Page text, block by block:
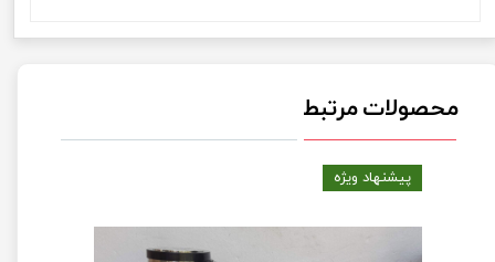
محصولات مرتبط
پیشنهاد ویژه